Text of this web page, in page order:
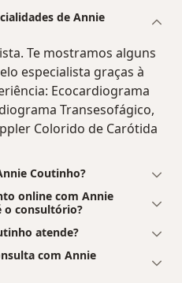
de Annie
Te mostramos alguns
especialista graças à
Ecocardiograma
Transesofágico,
Colorido de Carótida
Coutinho?
online com Annie
o consultório?
atende?
com Annie